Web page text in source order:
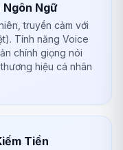
Ngôn Ngữ
truyền cảm với
Tính năng Voice
chính giọng nói
hiệu cá nhân
Tiền